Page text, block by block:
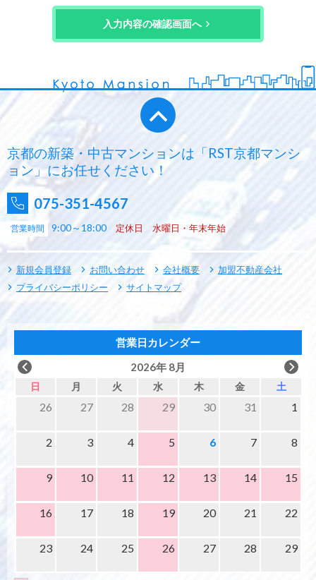
入力内容の確認画面へ
京都の新築・中古マンションは「RST京都マンシ
ョン」にお任せください！
075-351-4567
営業時間 9:00～18:00 定休日 水曜日・年末年始
新規会員登録 お問い合わせ 会社概要
加盟不動産会社
プライバシーポリシー
サイトマップ
営業日カレンダー
2026年 8月
日 月 火 水 木 金 土
26 27 28 29 30 31 1
2 3 4 5 6 7 8
9 10 11 12 13 14 15
16 17 18 19 20 21 22
23 24 25 26 27 28 29